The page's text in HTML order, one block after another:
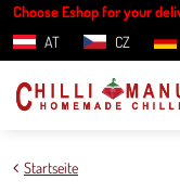
Choose Eshop for your
AT
CZ
Startseite